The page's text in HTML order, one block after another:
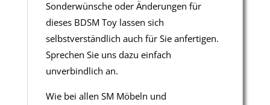
Sonderwünsche oder Änderungen für
dieses BDSM Toy lassen sich
selbstverständlich auch für Sie anfertigen.
Sprechen Sie uns dazu einfach
unverbindlich an.
Wie bei allen SM Möbeln und